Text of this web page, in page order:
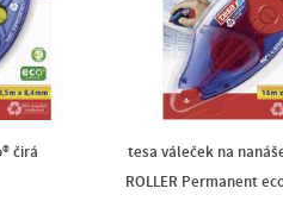
čirá
tesa váleček na
ROLLER Permanent